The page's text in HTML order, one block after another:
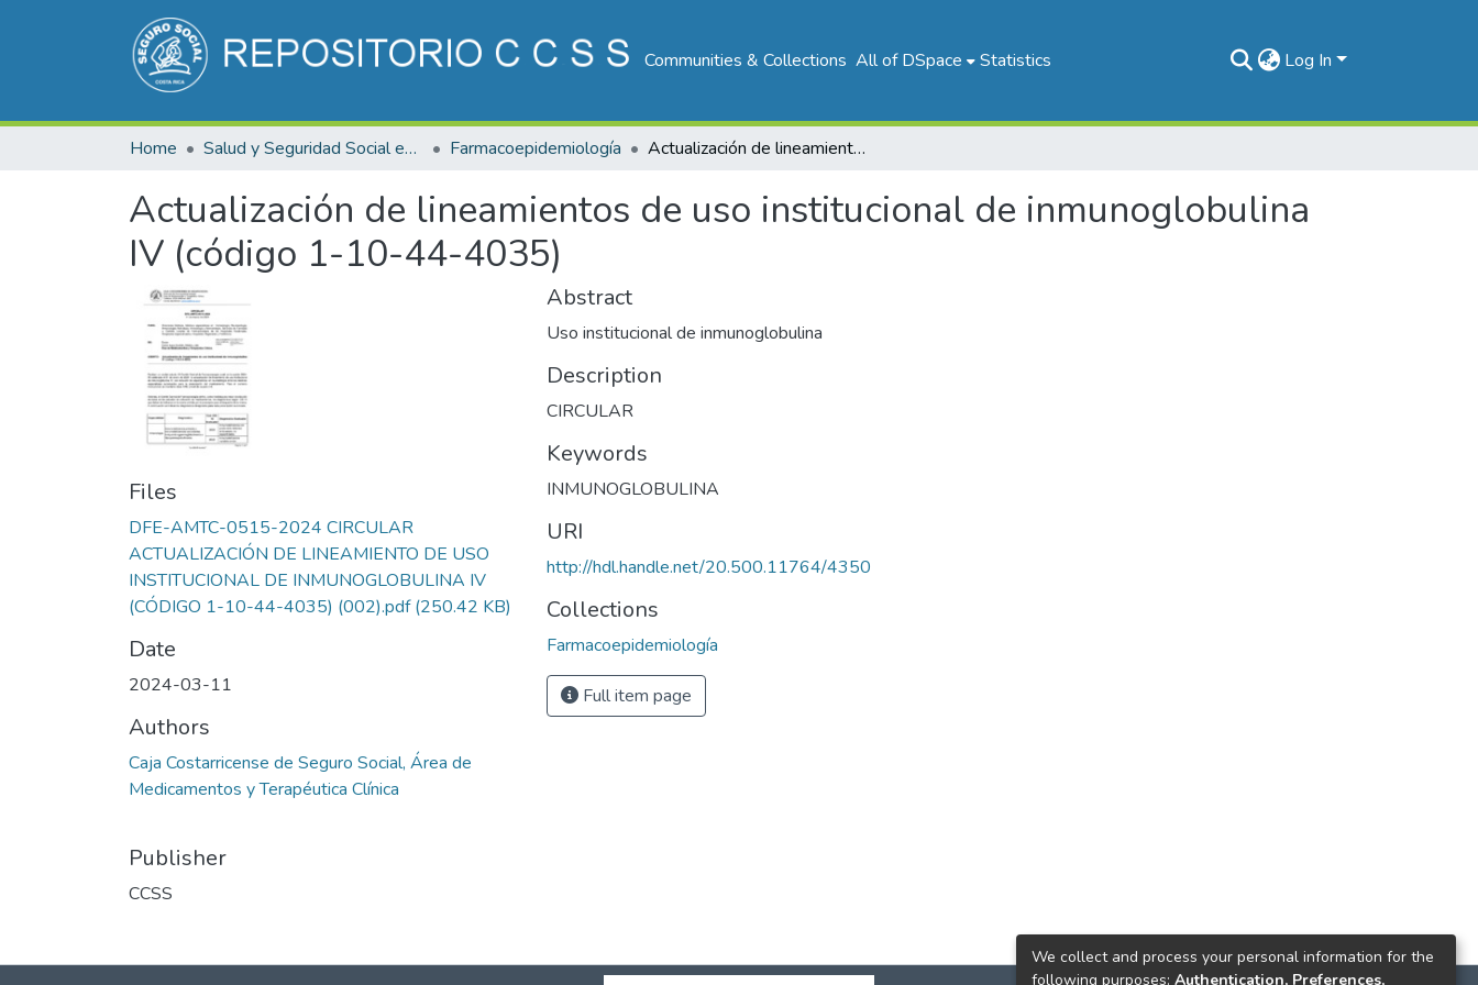
Communities & Collections All of DSpace Statistics Log In
Home Salud y Seguridad Social en Costa Rica Farmacoepidemiología Actualización de lineamientos de uso institucional de inmunoglobulina IV (código 1-10-44-4035)
Actualización de lineamientos de uso institucional de inmunoglobulina
IV (código 1-10-44-4035)
Files
DFE-AMTC-0515-2024 CIRCULAR
ACTUALIZACIÓN DE LINEAMIENTO DE USO
INSTITUCIONAL DE INMUNOGLOBULINA IV
(CÓDIGO 1-10-44-4035) (002).pdf(250.42 KB)
Date
2024-03-11
Authors
Caja Costarricense de Seguro Social, Área de
Medicamentos y Terapéutica Clínica
Publisher
CCSS
Abstract
Uso institucional de inmunoglobulina
Description
CIRCULAR
Keywords
INMUNOGLOBULINA
URI
http://hdl.handle.net/20.500.11764/4350
Collections
Farmacoepidemiología
Full item page
We collect and process your personal information for the
following purposes: Authentication, Preferences,